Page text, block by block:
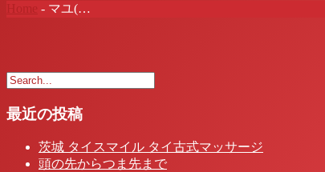
Home - マユ(…
最近の投稿
茨城 タイスマイル タイ古式マッサージ
頭の先からつま先まで